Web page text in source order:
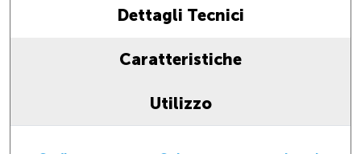
Dettagli Tecnici
Caratteristiche
Utilizzo